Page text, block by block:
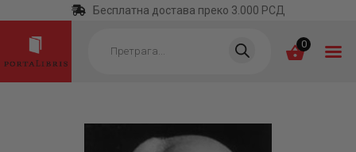
Бесплатна достава преко 3.000 РСД
search 0
ПОЧЕТНА